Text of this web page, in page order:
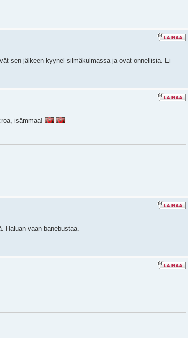
sen jälkeen kyynel silmäkulmassa ja ovat onnellisia. Ei
isämmaa!
Haluan vaan banebustaa.